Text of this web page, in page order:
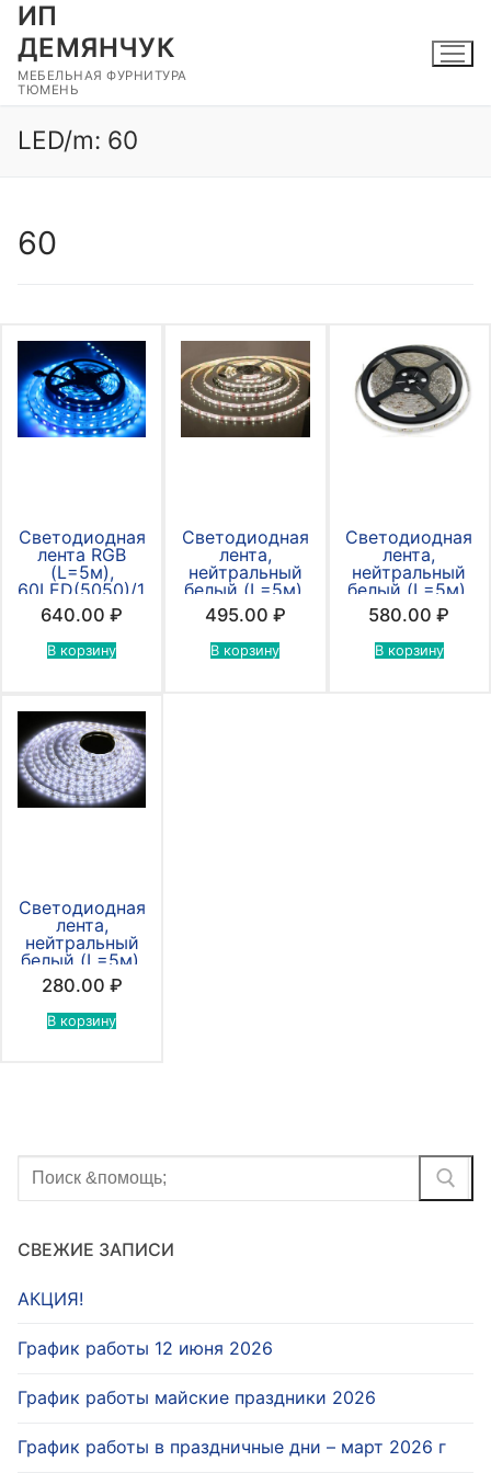
Перейти
содержимому
ИП
ДЕМЯНЧУК
МЕБЕЛЬНАЯ ФУРНИТУРА
ТЮМЕНЬ
LED/m: 60
60
Светодиодная
лента RGB
(L=5м),
60LED(5050)/1m,
12v
640.00₽
В корзину
Светодиодная
лента,
нейтральный
белый (L=5м),
12v 60LED/1m
(5050).
495.00 ₽
В корзину
Светодиодная
лента,
нейтральный
белый (L=5м),
12v, 60LED/1m
(2835),
580.00₽
В корзину
Светодиодная
лента,
нейтральный
белый (L=5м),
12v, 60LED/1m
(2835).
280.00 ₽
В корзину
Найти:
СВЕЖИЕ ЗАПИСИ
АКЦИЯ!
График работы 12 июня 2026
График работы майские праздники 2026
График работы в праздничные дни – март 2026 г